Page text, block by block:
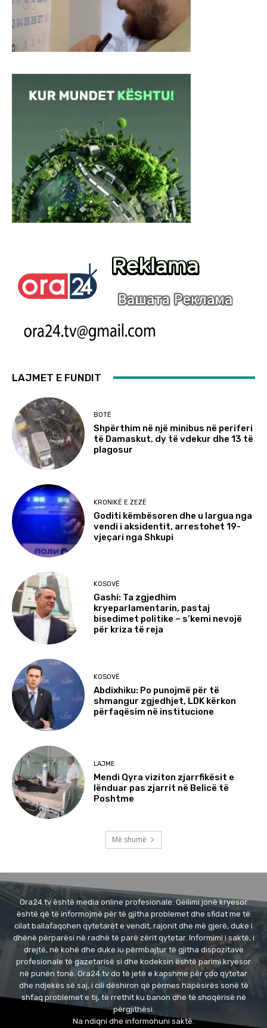
LAJMET E FUNDIT
BOTË
Shpërthim në një minibus në periferi
të Damaskut, dy të vdekur dhe 13 të
plagosur
KRONIKË E ZEZË
Goditi këmbësoren dhe u largua nga
vendi i aksidentit, arrestohet 19-
vjeçari nga Shkupi
KOSOVË
Gashi: Ta zgjedhim
kryeparlamentarin, pastaj
bisedimet politike – s’kemi nevojë
për kriza të reja
KOSOVË
Abdixhiku: Po punojmë për të
shmangur zgjedhjet, LDK kërkon
përfaqësim në institucione
LAJME
Mendi Qyra viziton zjarrfikësit e
lënduar pas zjarrit në Belicë të
Poshtme
Më shumë
Ora24.tv është media online profesionale. Qëllimi jonë kryesor
është që të informojmë për të gjitha problemet dhe sfidat me të
cilat ballafaqohen qytetarët e vendit, rajonit dhe më gjerë, duke i
dhënë përparësi në radhë të parë zërit qytetar. Informimi i saktë, i
drejtë, në kohë dhe duke iu përmbajtur të gjitha dispozitave
profesionale të gazetarisë si dhe kodeksin është parimi kryesor
në punën tonë. Ora24.tv do të jetë e kapshme për çdo qytetar
dhe ndjekës së saj, i cili dëshiron që përmes hapësirës sonë të
shfaq problemet e tij, të rrethit ku banon dhe të shoqërisë në
përgjithësi.
Na ndiqni dhe informohuni saktë.